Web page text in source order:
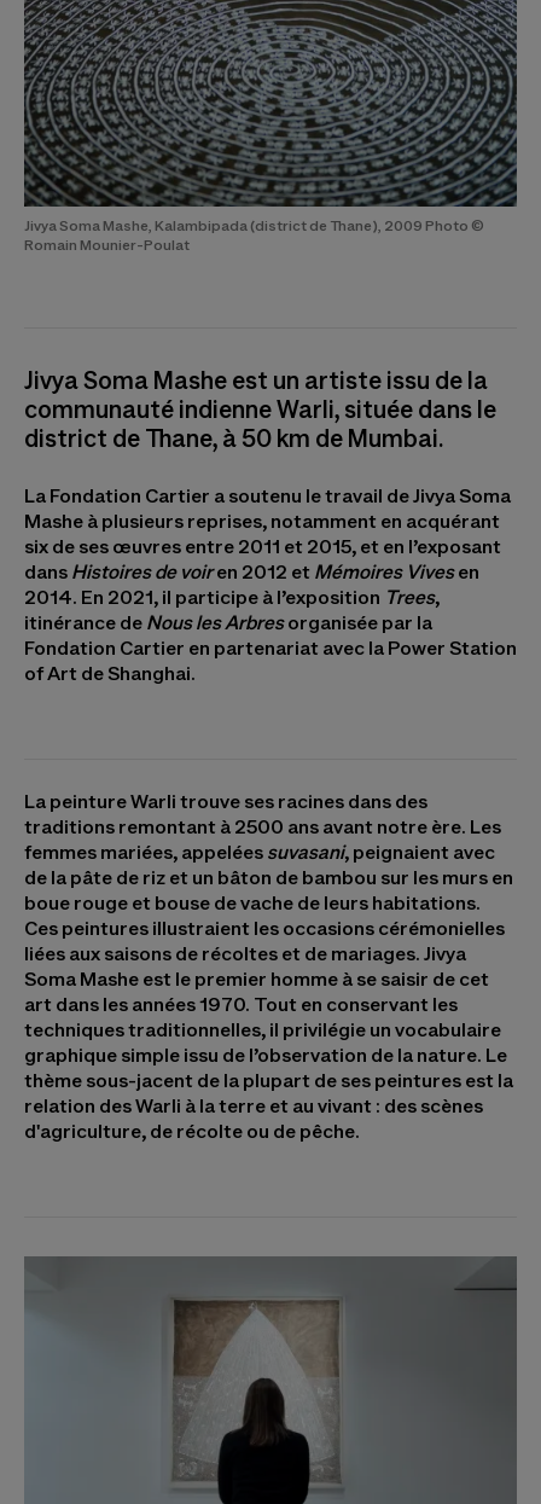
Jivya Soma Mashe, Kalambipada (district de Thane), 2009 Photo ©
Romain Mounier-Poulat
Jivya Soma Mashe est un artiste issu de la
communauté indienne Warli, située dans le
district de Thane, à 50 km de Mumbai.
La Fondation Cartier a soutenu le travail de Jivya Soma
Mashe à plusieurs reprises, notamment en acquérant
six de ses œuvres entre 2011 et 2015, et en l’exposant
dans Histoires de voiren 2012 et Mémoires Vivesen
2014. En 2021, il participe à l’exposition Trees,
itinérance de Nous les Arbresorganisée par la
Fondation Cartier en partenariat avec la Power Station
of Art de Shanghai.
La peinture Warli trouve ses racines dans des
traditions remontant à 2500 ans avant notre ère. Les
femmes mariées, appelées suvasani, peignaient avec
de la pâte de riz et un bâton de bambou sur les murs en
boue rouge et bouse de vache de leurs habitations.
Ces peintures illustraient les occasions cérémonielles
liées aux saisons de récoltes et de mariages. Jivya
Soma Mashe est le premier homme à se saisir de cet
art dans les années 1970. Tout en conservant les
techniques traditionnelles, il privilégie un vocabulaire
graphique simple issu de l’observation de la nature. Le
thème sous-jacent de la plupart de ses peintures est la
relation des Warli à la terre et au vivant : des scènes
d'agriculture, de récolte ou de pêche.